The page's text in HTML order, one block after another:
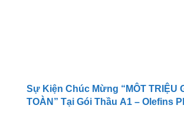
Sự Kiện Chúc Mừng “MÔT TRIỆU
TOÀN” Tại Gói Thầu A1 – Olefins